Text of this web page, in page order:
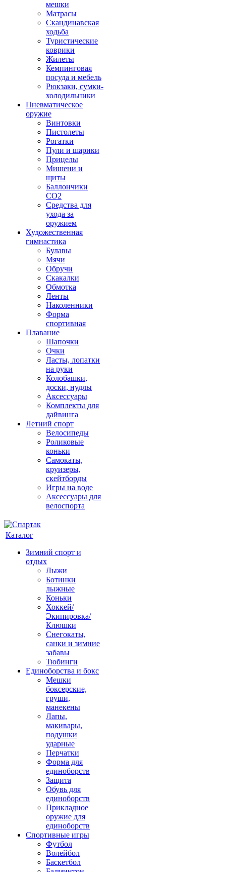
мешки
Матрасы
Скандинавская
ходьба
Туристические
коврики
Жилеты
Кемпинговая
посуда и мебель
Рюкзаки, сумки-
холодильники
Пневматическое
оружие
Винтовки
Пистолеты
Рогатки
Пули и шарики
Прицелы
Мишени и
щиты
Баллончики
CO2
Средства для
ухода за
оружием
Художественная
гимнастика
Булавы
Мячи
Обручи
Скакалки
Обмотка
Ленты
Наколенники
Форма
спортивная
Плавание
Шапочки
Очки
Ласты, лопатки
на руки
Колобашки,
доски, нудлы
Аксессуары
Комплекты для
дайвинга
Летний спорт
Велосипеды
Роликовые
коньки
Самокаты,
круизеры,
скейтборды
Игры на воде
Аксессуары для
велоспорта
Каталог
Зимний спорт и
отдых
Лыжи
Ботинки
лыжные
Коньки
Хоккей/
Экипировка/
Клюшки
Снегокаты,
санки и зимние
забавы
Тюбинги
Единоборства и бокс
Мешки
боксерские,
груши,
манекены
Лапы,
макивары,
подушки
ударные
Перчатки
Форма для
единоборств
Защита
Обувь для
единоборств
Прикладное
оружие для
единоборств
Спортивные игры
Футбол
Волейбол
Баскетбол